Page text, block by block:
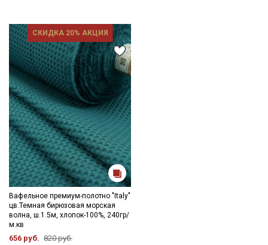
СКИДКА 20% АКЦИЯ
Вафельное премиум-полотно "Italy"
цв.Темная бирюзовая морская
волна, ш.1.5м, хлопок-100%, 240гр/
м.кв
656 руб. 820 руб.